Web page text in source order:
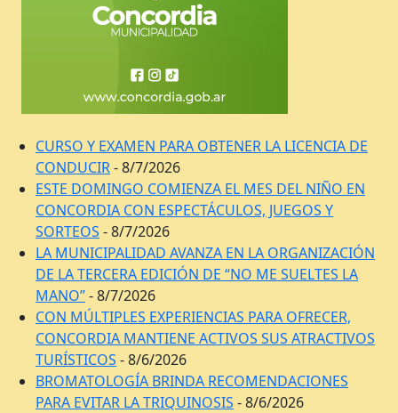
CURSO Y EXAMEN PARA OBTENER LA LICENCIA DE
CONDUCIR- 8/7/2026
ESTE DOMINGO COMIENZA EL MES DEL NIÑO EN
CONCORDIA CON ESPECTÁCULOS, JUEGOS Y
SORTEOS - 8/7/2026
LA MUNICIPALIDAD AVANZA EN LA ORGANIZACIÓN
DE LA TERCERA EDICIÓN DE “NO ME SUELTES LA
MANO”- 8/7/2026
CON MÚLTIPLES EXPERIENCIAS PARA OFRECER,
CONCORDIA MANTIENE ACTIVOS SUS ATRACTIVOS
TURÍSTICOS - 8/6/2026
BROMATOLOGÍA BRINDA RECOMENDACIONES
PARA EVITAR LA TRIQUINOSIS - 8/6/2026